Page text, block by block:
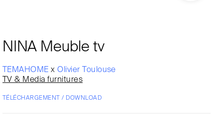
NINA Meuble tv
TEMAHOMExOlivier Toulouse
TV & Media furnitures
TÉLÉCHARGEMENT / DOWNLOAD